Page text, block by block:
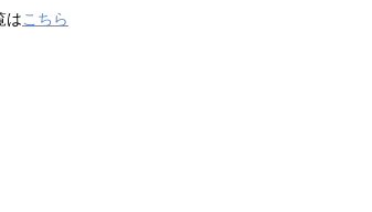
はこちら